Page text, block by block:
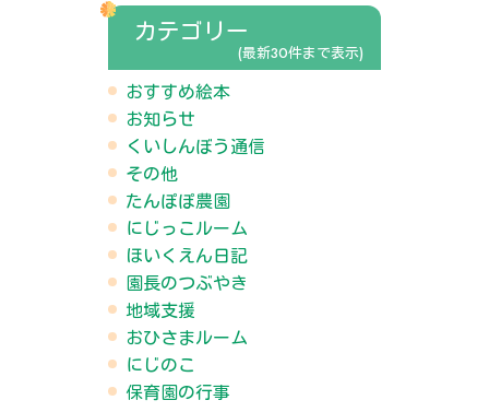
カテゴリー
(最新30件まで表示)
おすすめ絵本
お知らせ
くいしんぼう通信
その他
たんぽぽ農園
にじっこルーム
ほいくえん日記
園長のつぶやき
地域支援
おひさまルーム
にじのこ
保育園の行事